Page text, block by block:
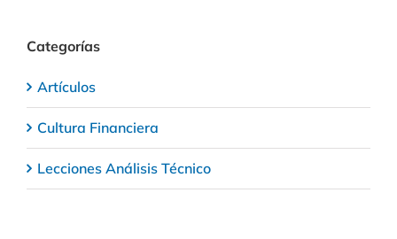
Categorías
Artículos
Cultura Financiera
Lecciones Análisis Técnico